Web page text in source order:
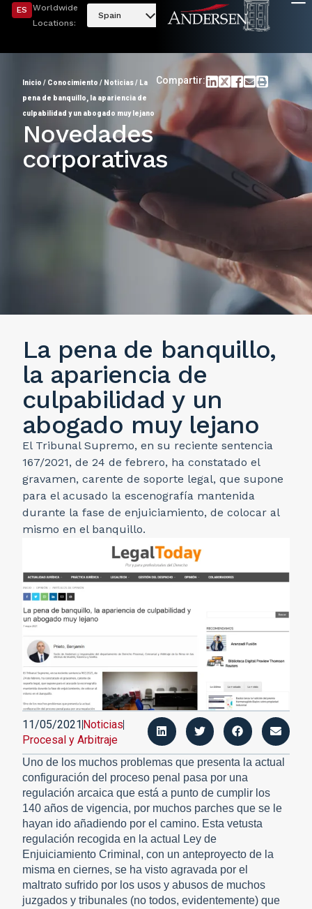
ES
Worldwide
Locations:
Spain
Inicio / Conocimiento / Noticias/ La
pena de banquillo, la apariencia de
culpabilidad y un abogado muy lejano
Compartir:
Novedades
corporativas
La pena de banquillo,
la apariencia de
culpabilidad y un
abogado muy lejano
El Tribunal Supremo, en su reciente sentencia
167/2021, de 24 de febrero, ha constatado el
gravamen, carente de soporte legal, que supone
para el acusado la escenografía mantenida
durante la fase de enjuiciamiento, de colocar al
mismo en el banquillo.
11/05/2021 Noticias
Procesal y Arbitraje
Uno de los muchos problemas que presenta la actual
configuración del proceso penal pasa por una
regulación arcaica que está a punto de cumplir los
140 años de vigencia, por muchos parches que se le
hayan ido añadiendo por el camino. Esta vetusta
regulación recogida en la actual Ley de
Enjuiciamiento Criminal, con un anteproyecto de la
misma en ciernes, se ha visto agravada por el
maltrato sufrido por los usos y abusos de muchos
juzgados y tribunales (no todos, evidentemente) que